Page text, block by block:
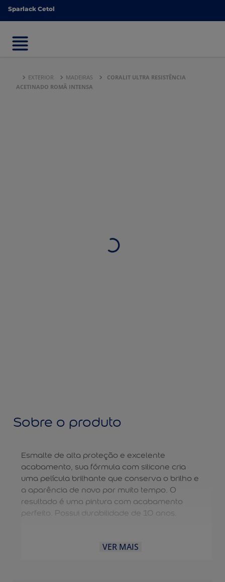
Sparlack Cetol
Sparlack Cetol
EXTERIOR MADEIRAS
CORALIT ULTRA RESISTÊNCIA
ACETINADO ROMÃ INTENSA
Sobre o produto
Esmalte de alta proteção e excelente
acabamento, sua fórmula com silicone cria
uma película brilhante que conserva o brilho e
a aparência de novo por muito tempo. O
resultado é uma pintura com acabamento
perfeito. Possui durabilidade de 10 anos.
VER MAIS